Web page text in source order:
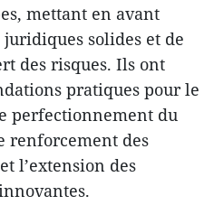
mettant en avant
solides et de
des risques. Ils ont
pratiques pour le
perfectionnement du
renforcement des
l’extension des